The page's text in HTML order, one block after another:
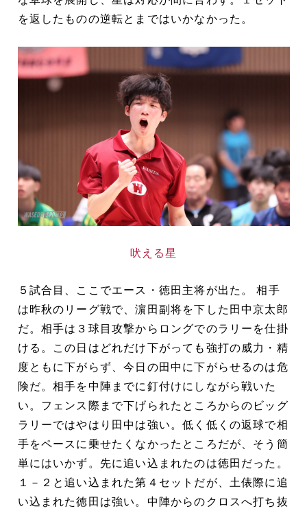
を返したものの逆転とまではいかなかった。
吠える星
５試合目、ここでエース・徳田主将が出た。 相手
は昨秋のリーグ戦で、濵田副将を下した田中京太郎
だ。相手は３球目攻撃からロングでのラリーを仕掛
ける。この日はどれだけ下がっても強打の威力・精
度ともに下がらず、今日の田中に下がらせるのは危
険だ。相手を中陣までに釘付けにしながら戦いた
い。フェンス際まで下げられたところからのビッグ
ラリーではやはり田中は強い。低く低くの返球で相
手をペースに乗せたくなかったところだが、そう簡
単にはいかず。先に追い込まれたのは徳田だった。
１－２と追い込まれた第４セットだが、土俵際に追
い込まれた徳田は強い。中陣からのクロスへ打ち抜